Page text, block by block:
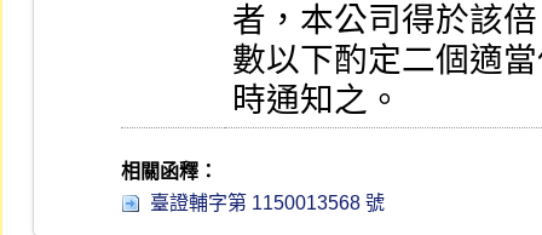
者，本公司得於該倍
數以下酌定二個適
時通知之。
相關函釋：
臺證輔字第 1150013568 號